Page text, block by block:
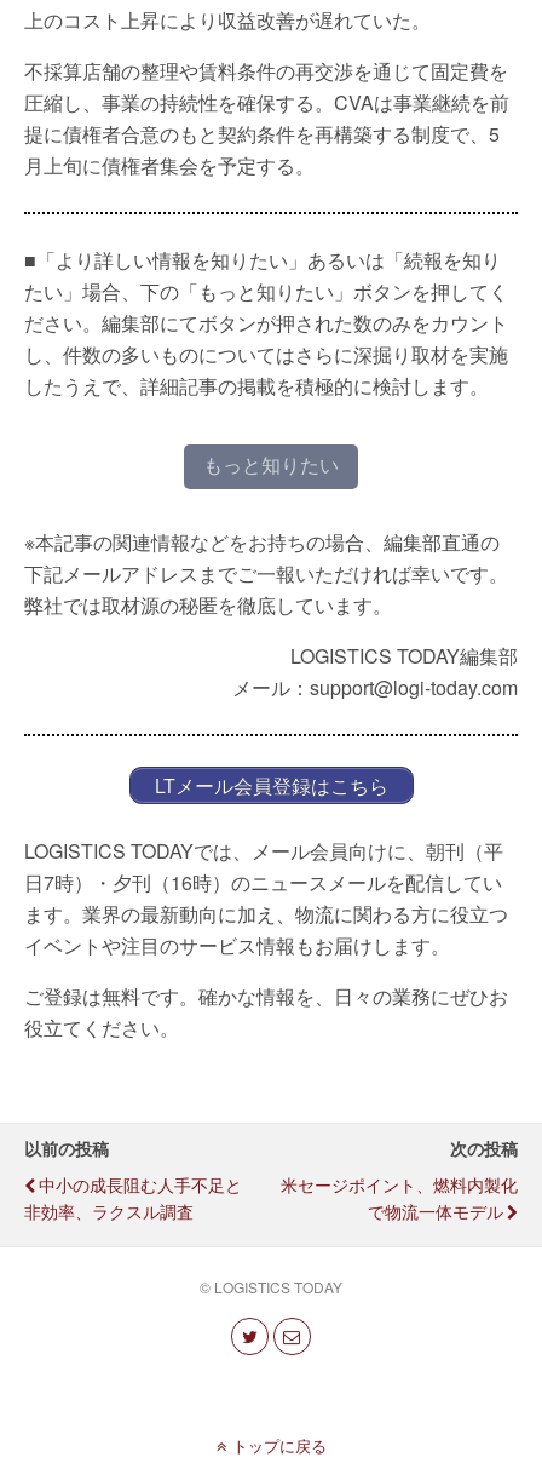
上のコスト上昇により収益改善が遅れていた。
不採算店舗の整理や賃料条件の再交渉を通じて固定費を
圧縮し、事業の持続性を確保する。CVAは事業継続を前
提に債権者合意のもと契約条件を再構築する制度で、5
月上旬に債権者集会を予定する。
■「より詳しい情報を知りたい」あるいは「続報を知り
たい」場合、下の「もっと知りたい」ボタンを押してく
ださい。編集部にてボタンが押された数のみをカウント
し、件数の多いものについてはさらに深掘り取材を実施
したうえで、詳細記事の掲載を積極的に検討します。
もっと知りたい
※本記事の関連情報などをお持ちの場合、編集部直通の
下記メールアドレスまでご一報いただければ幸いです。
弊社では取材源の秘匿を徹底しています。
LOGISTICS TODAY編集部
メール：support@logi-today.com
LTメール会員登録はこちら
LOGISTICS TODAYでは、メール会員向けに、朝刊（平
日7時）・夕刊（16時）のニュースメールを配信してい
ます。業界の最新動向に加え、物流に関わる方に役立つ
イベントや注目のサービス情報もお届けします。
ご登録は無料です。確かな情報を、日々の業務にぜひお
役立てください。
以前の投稿
中小の成長阻む人手不足と
非効率、ラクスル調査
次の投稿
米セージポイント、燃料内製化
で物流一体モデル
© LOGISTICS TODAY
トップに戻る